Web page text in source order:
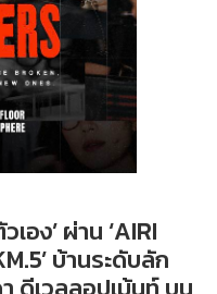
อง’ ผ่าน ‘AIRI
บ้านระดับลัก